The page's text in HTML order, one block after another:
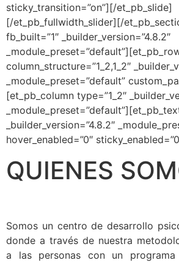
sticky_transition=”on”][/et_pb_slide]
[/et_pb_fullwidth_slider][/
fb_built=”1″ _builder_version=”4.8.2″
column_structure=”1_2,1_2″
_module_preset=”default”
[et_pb_column type=”1_2″
_builder_version=”4.8.2″
hover_enabled=”0″
QUIENES
Somos un centro de desarrollo
donde a través de nuestra
a las personas con un programa